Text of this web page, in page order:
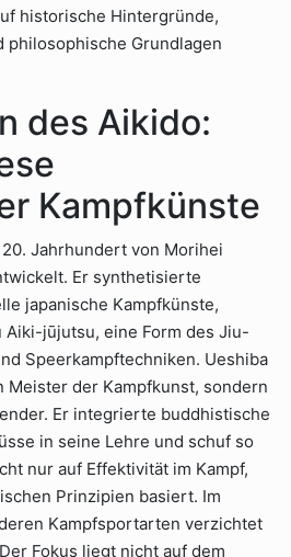
historische Hintergründe,
philosophische Grundlagen
des Aikido:
Kampfkünste
Jahrhundert von Morihei
Er synthetisierte
japanische Kampfkünste,
jūjutsu, eine Form des Jiu-
Speerkampftechniken. Ueshiba
Meister der Kampfkunst, sondern
Er integrierte buddhistische
in seine Lehre und schuf so
nur auf Effektivität im Kampf,
Prinzipien basiert. Im
Kampfsportarten verzichtet
Fokus liegt nicht auf dem